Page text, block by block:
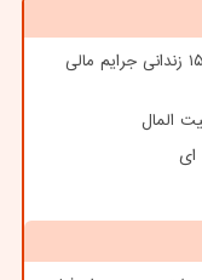
مشارکت ستاد اجرائی فرمان امام در آزادی ۱۵۲۳ زندانی جرایم مالی
ای